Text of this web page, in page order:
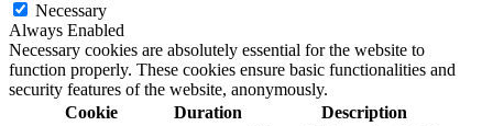
Necessary
Always Enabled
Necessary cookies are absolutely essential for the website to
function properly. These cookies ensure basic functionalities and
security features of the website, anonymously.
Cookie
Duration Description